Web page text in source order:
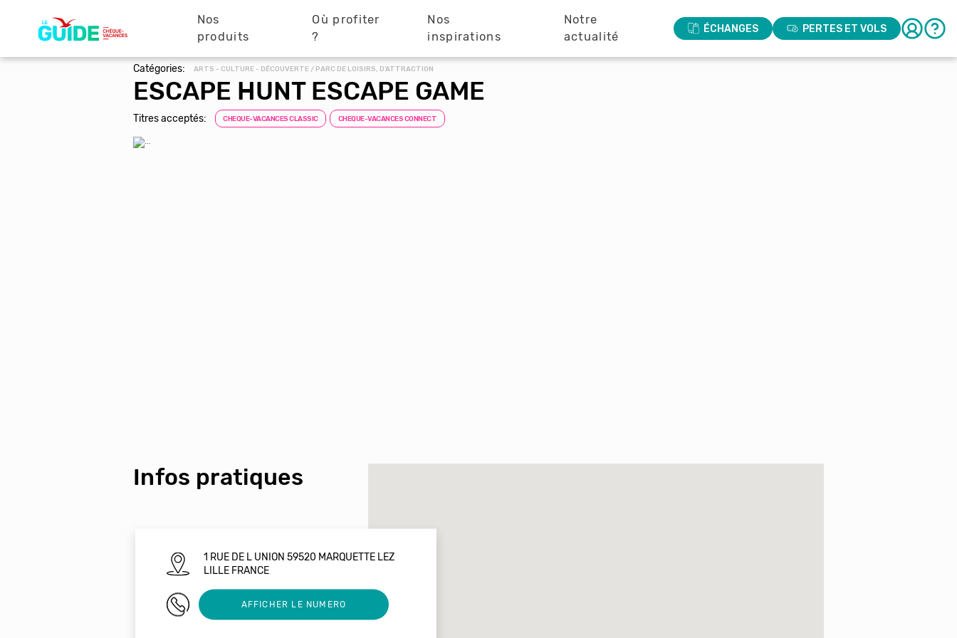
principale
Nos
produits
Où profiter
?
Nos
inspirations
Notre
actualité
ÉCHANGES PERTES ET VOLS
Catégories: ARTS - CULTURE - DÉCOUVERTE / PARC DE LOISIRS, D'ATTRACTION
ESCAPE HUNT ESCAPE GAME
Titres acceptés: CHEQUE-VACANCES CLASSIC CHEQUE-VACANCES CONNECT
Infos pratiques
1 RUE DE L UNION 59520 MARQUETTE LEZ
LILLE FRANCE
0320569627AFFICHER LE NUMERO